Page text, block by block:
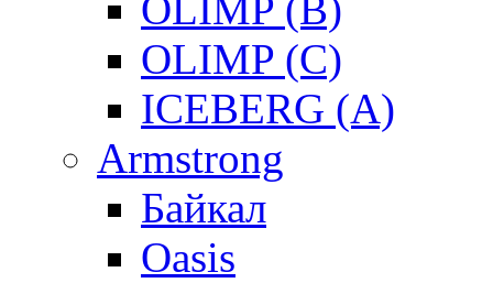
OLIMP (C)
ICEBERG (A)
Armstrong
Байкал
Oasis